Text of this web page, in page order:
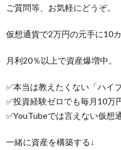
ご質問等、お気軽にどうぞ。
仮想通貨で2万円の元手に10
月利20％以上で資産爆増中。
✅本当は教えたくない「ハイ
✅投資経験ゼロでも毎月10万
✅YouTubeでは言えない仮想
一緒に資産を構築する↓